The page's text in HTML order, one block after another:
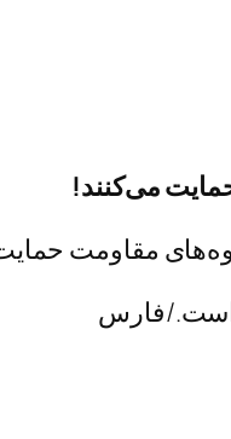
می‌کنند!
است./فارس